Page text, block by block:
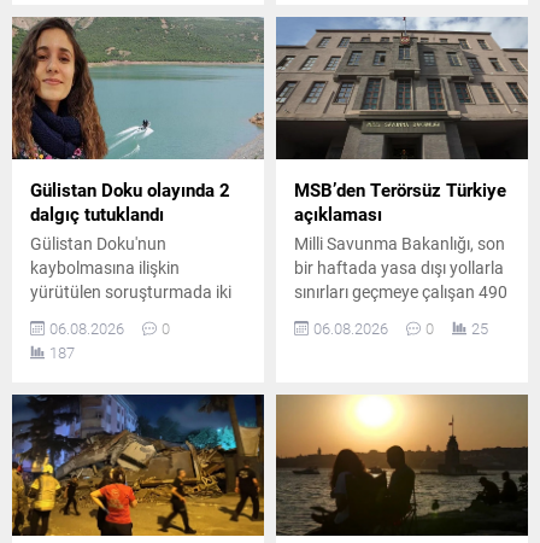
öğrenildi.
gözaltına alındı.
Operasyonda 1 çelik yelek ile
1 ruhsatsız tabanca ele
geçirildi.
Gülistan Doku olayında 2
dalgıç tutuklandı
Gülistan Doku'nun
kaybolmasına ilişkin
yürütülen soruşturmada iki
suçlamasıyla tutuklandı.
Soruşturma kapsamında
barajda bulunan delillere
ilişkin iddialar yeniden
gündeme geldi.
06.08.2026
0
187
MSB’den Terörsüz Türkiye
açıklaması
Milli Savunma Bakanlığı, son
bir haftada yasa dışı yollarla
sınırları geçmeye çalışan 490
hudut hattında yaklaşık 8
06.08.2026 0 25